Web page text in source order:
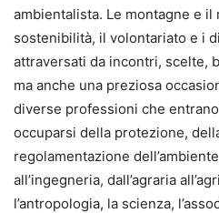
ambientalista. Le montagne e il
sostenibilità, il volontariato e i
attraversati da incontri, scelte,
ma anche una preziosa
diverse professioni che
occuparsi della protezione,
regolamentazione
all’ingegneria, dall’agraria
l’antropologia, la scienza,